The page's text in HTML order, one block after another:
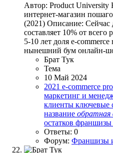
Автор: Product University
интернет-магазин
(2021) Описание: Сейчас
составляет 10% от всего
5-10 лет доля e-
нынешний бум онлайн-
Брат Тук
Тема
10 Май 2024
2021 e-commerce
маркетинг и
клиенты ключевые
название обратная
остатков франшизы
Ответы: 0
Форум: Франшизы